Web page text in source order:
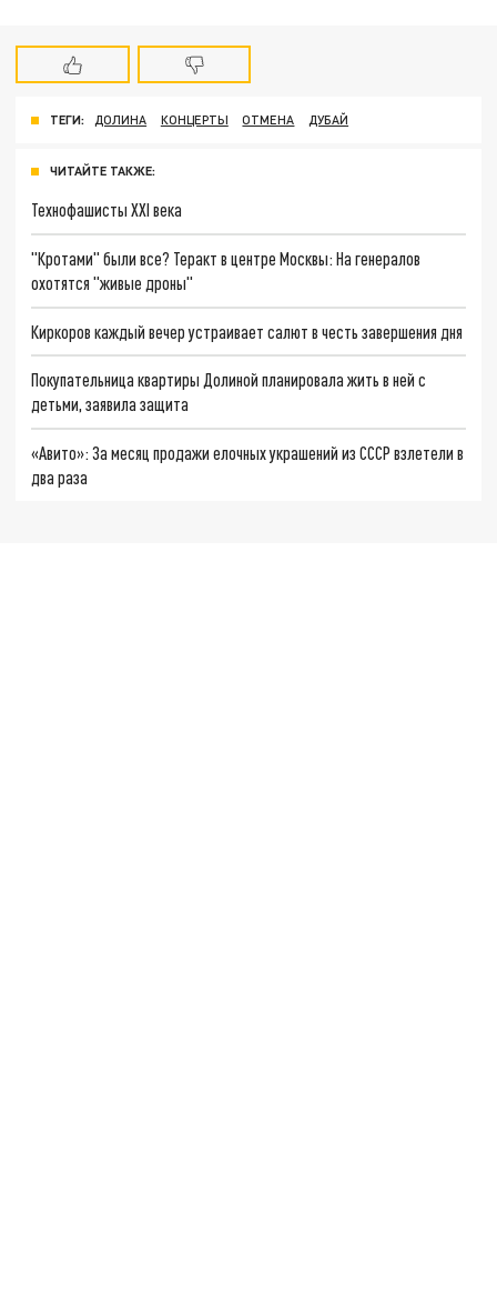
ТЕГИ: ДОЛИНА КОНЦЕРТЫ ОТМЕНА ДУБАЙ
ЧИТАЙТЕ ТАКЖЕ:
Технофашисты XXI века
"Кротами" были все? Теракт в центре Москвы: На генералов
охотятся "живые дроны"
Киркоров каждый вечер устраивает салют в честь завершения дня
Покупательница квартиры Долиной планировала жить в ней с
детьми, заявила защита
«Авито»: За месяц продажи елочных украшений из СССР взлетели в
два раза